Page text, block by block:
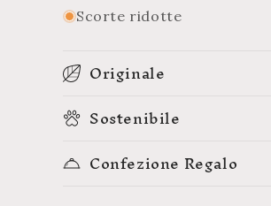
Scorte ridotte
Originale
Sostenibile
Confezione Regalo